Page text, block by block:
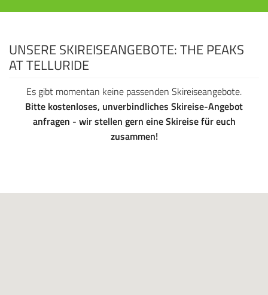
UNSERE SKIREISEANGEBOTE: THE PEAKS
AT TELLURIDE
Es gibt momentan keine passenden Skireiseangebote.
Bitte kostenloses, unverbindliches Skireise-Angebot
anfragen - wir stellen gern eine Skireise für euch
zusammen!